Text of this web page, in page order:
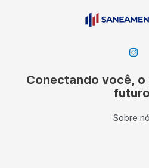
Conectando você, o
Sobre